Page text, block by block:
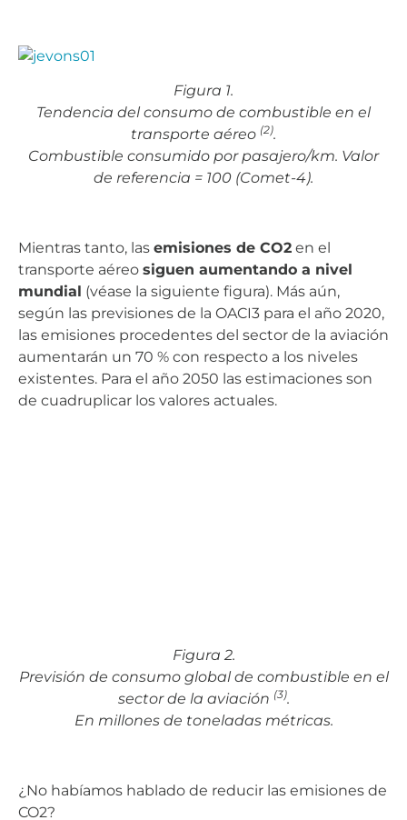
Figura 1.
Tendencia del consumo de combustible en el
transporte aéreo (2).
Combustible consumido por pasajero/km. Valor
de referencia = 100 (Comet-4).
Mientras tanto, las emisiones de CO2 en el
transporte aéreo siguen aumentando a nivel
mundial (véase la siguiente figura). Más aún,
según las previsiones de la OACI3 para el año 2020,
las emisiones procedentes del sector de la aviación
aumentarán un 70 % con respecto a los niveles
existentes. Para el año 2050 las estimaciones son
de cuadruplicar los valores actuales.
Figura 2.
Previsión de consumo global de combustible en el
sector de la aviación (3).
En millones de toneladas métricas.
¿No habíamos hablado de reducir las emisiones de
CO2?